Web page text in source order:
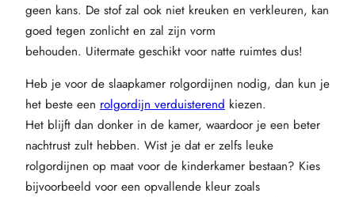
geen kans. De stof zal ook niet kreuken en verkleuren, kan
goed tegen zonlicht en zal zijn vorm
behouden. Uitermate geschikt voor natte ruimtes dus!
Heb je voor de slaapkamer rolgordijnen nodig, dan kun je
het beste een rolgordijn verduisterend kiezen.
Het blijft dan donker in de kamer, waardoor je een beter
nachtrust zult hebben. Wist je dat er zelfs leuke
rolgordijnen op maat voor de kinderkamer bestaan? Kies
bijvoorbeeld voor een opvallende kleur zoals